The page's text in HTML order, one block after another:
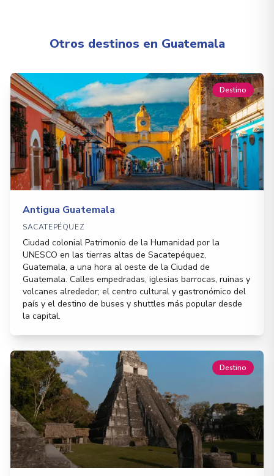
Otros destinos en Guatemala
Destino
Antigua Guatemala
SACATEPÉQUEZ
Ciudad colonial Patrimonio de la Humanidad por la
UNESCO en las tierras altas de Sacatepéquez,
Guatemala, a una hora al oeste de la Ciudad de
Guatemala. Calles empedradas, iglesias barrocas, ruinas y
volcanes alrededor; el centro cultural y gastronómico del
país y el destino de buses y shuttles más popular desde
la capital.
Destino